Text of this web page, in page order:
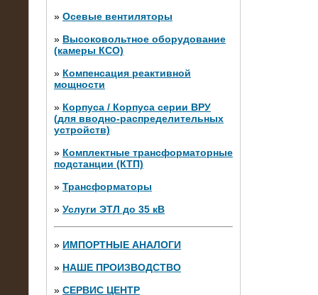
» Осевые вентиляторы
» Высоковольтное оборудование
(камеры КСО)
» Компенсация реактивной
мощности
» Корпуса / Корпуса серии ВРУ
(для вводно-распределительных
устройств)
» Комплектные трансформаторные
подстанции (КТП)
» Трансформаторы
» Услуги ЭТЛ до 35 кВ
» ИМПОРТНЫЕ АНАЛОГИ
» НАШЕ ПРОИЗВОДСТВО
» СЕРВИС ЦЕНТР
28.02.2015
Нагрузочные модули 700 кВт (4
штуки)